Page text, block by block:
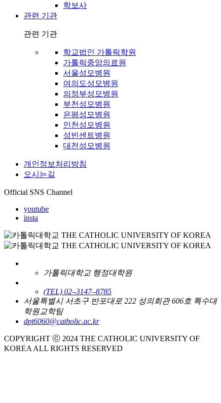
학보사
관련 기관
관련 기관
학교법인 가톨릭학원
가톨릭중앙의료원
서울성모병원
여의도성모병원
의정부성모병원
부천성모병원
은평성모병원
인천성모병원
성빈센트병원
대전성모병원
개인정보처리방침
오시는길
Official SNS Channel
youtube
insta
가톨릭대학교 행정대학원
(TEL) 02–3147–8785
서울특별시 서초구 반포대로 222 성의회관 606호 특수대
학원교학팀
dpt6060@catholic.ac.kr
COPYRIGHT ⓒ 2024 THE CATHOLIC UNIVERSITY OF
KOREA ALL RIGHTS RESERVED